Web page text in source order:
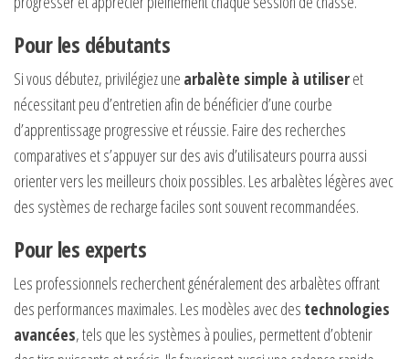
Pour les débutants
Si vous débutez, privilégiez une arbalète simple à utiliseret
nécessitant peu d’entretien afin de bénéficier d’une courbe
d’apprentissage progressive et réussie. Faire des recherches
comparatives et s’appuyer sur des avis d’utilisateurs pourra aussi
orienter vers les meilleurs choix possibles. Les arbalètes légères avec
des systèmes de recharge faciles sont souvent recommandées.
Pour les experts
Les professionnels recherchent généralement des arbalètes offrant
des performances maximales. Les modèles avec des technologies
avancées, tels que les systèmes à poulies, permettent d’obtenir